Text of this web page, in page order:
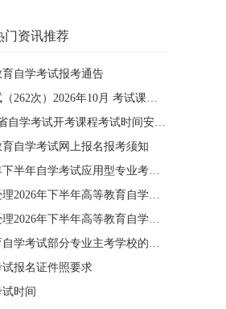
门资讯推荐
自学考试报考通告
四川省高等教育自学考试（262次）2026年10月 考试课程简表
关于公布2027年1月广东省自学考试开考课程考试时间安排和使用教材的通知
自学考试网上报名报考须知
关于西南财经大学2026年下半年自学考试应用型专业考籍更改办理的通知
四川省教育考试院关于受理2026年下半年高等教育自学考试省际转考申请的通告
四川省教育考试院关于受理2026年下半年高等教育自学考试考籍更改申请的通告
关于调整广东省高等教育自学考试部分专业主考学校的通知
试报名证件照要求
时间